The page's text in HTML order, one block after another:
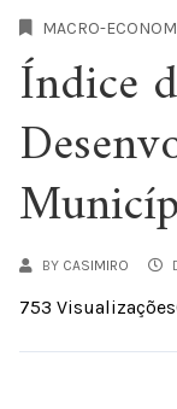
MACRO-
Índice
BY CASIMIRO
753